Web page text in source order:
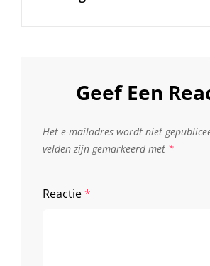
Geef Een
Het e-mailadres wordt niet
velden zijn gemarkeerd met *
Reactie*